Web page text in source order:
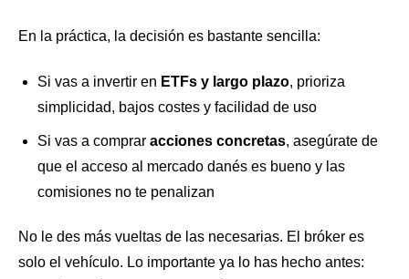
En la práctica, la decisión es bastante sencilla:
Si vas a invertir en ETFs y largo plazo, prioriza
simplicidad, bajos costes y facilidad de uso
Si vas a comprar acciones concretas, asegúrate de
que el acceso al mercado danés es bueno y las
comisiones no te penalizan
No le des más vueltas de las necesarias. El bróker es
solo el vehículo. Lo importante ya lo has hecho antes: